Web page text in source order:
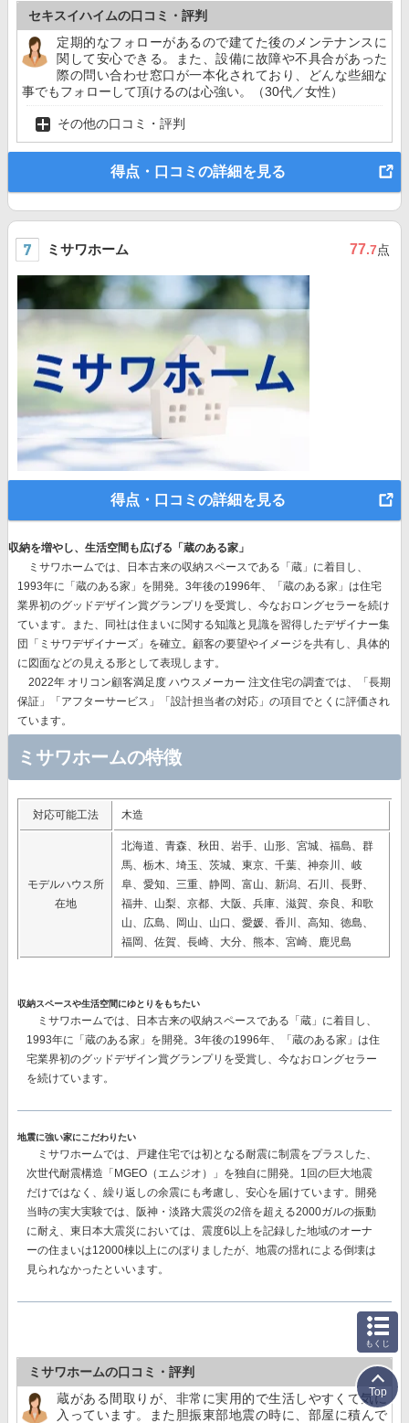
セキスイハイムの口コミ・評判
定期的なフォローがあるので建てた後のメンテナンスに
関して安心できる。また、設備に故障や不具合があった
際の問い合わせ窓口が一本化されており、どんな些細な
事でもフォローして頂けるのは心強い。（30代／女性）
その他の口コミ・評判
得点・口コミの詳細を見る
ミサワホーム 77.7点
得点・口コミの詳細を見る
収納を増やし、生活空間も広げる「蔵のある家」
ミサワホームでは、
日本古来の収納スペースである「蔵」に着目 し、
1993年に「蔵のある家」を開発。3年後の1996年、
「蔵のある家」は住宅
業界初のグッドデザイン賞グランプリを受賞し、今なおロングセラーを続け
ています。また、同社は住まいに関する知識と見識を習得したデザイナー集
団「ミサワデザイナーズ」を確立。顧客の要望やイメージを共有し、具体的
に図面などの見える形として表現します。
2022年 オリコン顧客満足度 ハウスメーカー 注文住宅の調査では、「長期
保証」「アフターサービス」「設計担当者の対応」の項目でとくに評価され
ています。
ミサワホームの特徴
対応可能工法 木造
モデルハウス所
在地
北海道、青森、秋田、岩手、山形、宮城、福島、群
馬、栃木、埼玉、茨城、東京、千葉、神奈川、岐
阜、愛知、三重、静岡、富山、新潟、石川、長野、
福井、山梨、京都、大阪、兵庫、滋賀、奈良、和歌
山、広島、岡山、山口、愛媛、香川、高知、徳島、
福岡、佐賀、長崎、大分、熊本、宮崎、鹿児島
収納スペースや生活空間にゆとりをもちたい
ミサワホームでは、日本古来の収納スペースである「蔵」に着目し、
1993年に「蔵のある家」を開発。3年後の1996年、「蔵のある家」は住
宅業界初のグッドデザイン賞グランプリを受賞し、今なおロングセラー
を続けています。
地震に強い家にこだわりたい
ミサワホームでは、戸建住宅では初となる耐震に制震をプラスした、
次世代耐震構造「MGEO（エムジオ）」を独自に開発。 1回の巨大地震
だけではなく、繰り返しの余震にも考慮し、安心を届けています。開発
当時の実大実験では、阪神・淡路大震災の2倍を超える2000ガルの振動
に耐え、東日本大震災においては、震度6以上を記録した地域のオーナ
ーの住まいは12000棟以上にのぼりましたが、地震の揺れによる倒壊は
見られなかったといいます。
ミサワホームの口コミ・評判
蔵がある間取りが、非常に実用的で生活しやすくて気に
入っています。また胆振東部地震の時に、部屋に積んで
もくじ
Top